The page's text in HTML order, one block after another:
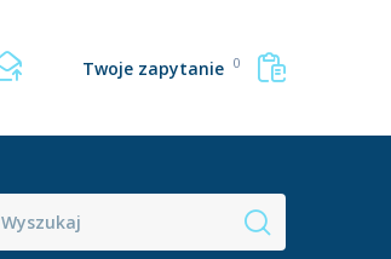
Twoje zapytanie 0